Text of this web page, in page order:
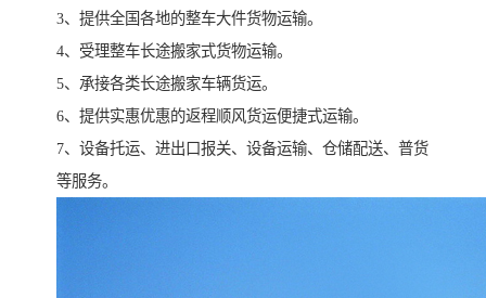
3、提供全国各地的整车大件货物运输。
4、受理整车长途搬家式货物运输。
5、承接各类长途搬家车辆货运。
6、提供实惠优惠的返程顺风货运便捷式运输。
7、设备托运、进出口报关、设备运输、仓储配送、普货
等服务。